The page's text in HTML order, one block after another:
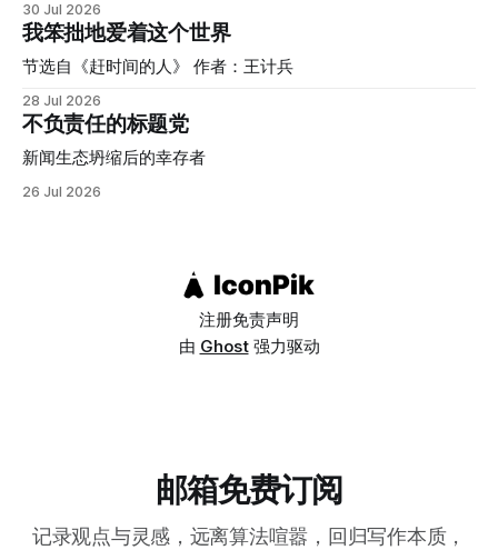
表"的美国，只排在第16位。 我们习惯把"自恋"和美式个人主
义、社交媒体文化、真人秀明星联系在一起，但这份研究提醒
我们：这种联想本身，可能就是一种文化偏见的产物。 自恋
碍时，就已经是一种值得关注的心理问题。它的核心特征是过
度的自我夸大、强烈渴望他人赞美，以及缺乏同理心。而在表
面的优越感背后，往往隐藏着脆弱和对自我价值的不确定。
自恋的个体，但数据显示恰恰相反：塞内加尔、孟加拉、摩洛
体主义这个维度的分类上，
30 Jul 2026
我笨拙地爱着这个世界
节选自《赶时间的人》 作者：王计兵
28 Jul 2026
不负责任的标题党
新闻生态坍缩后的幸存者
26 Jul 2026
注册免责声明
由 Ghost强力驱动
邮箱免费订阅
记录观点与灵感，远离算法喧嚣，回归写作本质，